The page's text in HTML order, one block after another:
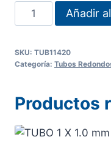
TUBO
1
X
cantidad
Añadir
SKU: TUB11420
Categoría: Tubos
Productos